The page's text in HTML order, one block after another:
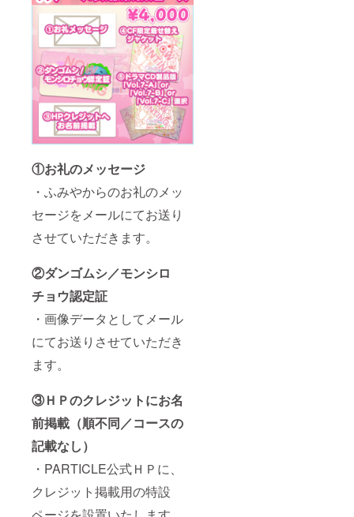
①お礼のメッセージ
・ふみやからのお礼のメッ
セージをメールにてお送り
させていただきます。
②ダンゴムシ／モンシロ
チョウ認定証
・画像データとしてメール
にてお送りさせていただき
ます。
③ＨＰのクレジットにお名
前掲載（順不同／コースの
記載なし）
・PARTICLE公式ＨＰに、
クレジット掲載用の特設